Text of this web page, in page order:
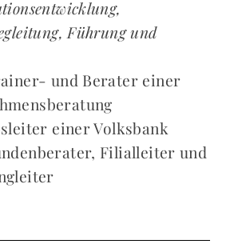
Führung und
und Berater einer
einer Volksbank
Filialleiter und